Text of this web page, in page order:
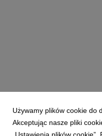
Używamy plików cookie do
Akceptując nasze pliki